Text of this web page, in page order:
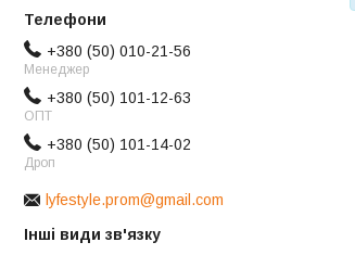
+380 (50) 010-21-56
Менеджер
+380 (50) 101-12-63
ОПТ
+380 (50) 101-14-02
Дроп
lyfestyle.prom@gmail.com
Інші види зв'язку